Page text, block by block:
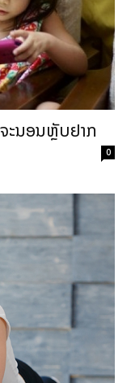
ະນອນຫຼັບຢາກ
0